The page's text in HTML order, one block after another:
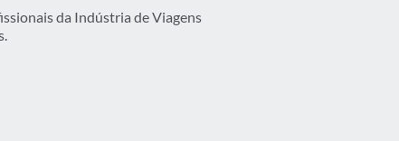
da Indústria de Viagens